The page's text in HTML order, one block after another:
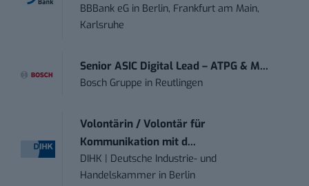
BBBank eG in Berlin, Frankfurt am Main,
Karlsruhe
Senior ASIC Digital Lead – ATPG & M...
Bosch Gruppe in Reutlingen
Volontärin / Volontär für
Kommunikation mit d...
DIHK | Deutsche Industrie- und
Handelskammer in Berlin